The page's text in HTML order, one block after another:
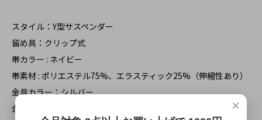
スタイル：Y型サスペンダー
留め具：クリップ式
帯カラー : ネイビー
帯素材 : ポリエステル75%、エラスティック25%（伸縮性あり）
金具カラー：シルバー
金具素材：真鍮
×